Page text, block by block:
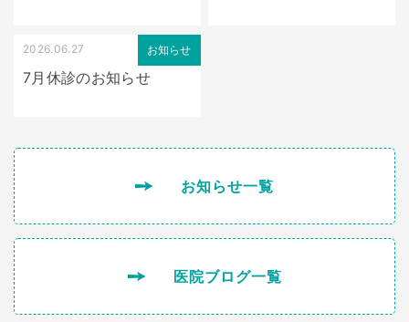
お知らせ
2026.06.27
7月休診のお知らせ
お知らせ一覧
医院ブログ一覧